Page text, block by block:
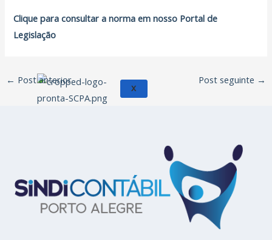
Notícias
X
Clique para consultar a norma em nosso Portal de
Legislação
← Post anterior Post seguinte →